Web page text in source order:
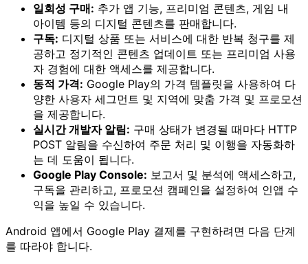
일회성 구매: 추가 앱 기능, 프리미엄 콘텐츠, 게임 내
아이템 등의 디지털 콘텐츠를 판매합니다.
구독: 디지털 상품 또는 서비스에 대한 반복 청구를 제
공하고 정기적인 콘텐츠 업데이트 또는 프리미엄 사용
자 경험에 대한 액세스를 제공합니다.
동적 가격: Google Play의 가격 템플릿을 사용하여 다
양한 사용자 세그먼트 및 지역에 맞춤 가격 및 프로모션
을 제공합니다.
실시간 개발자 알림: 구매 상태가 변경될 때마다 HTTP
POST 알림을 수신하여 주문 처리 및 이행을 자동화하
는 데 도움이 됩니다.
Google Play Console: 보고서 및 분석에 액세스하고,
구독을 관리하고, 프로모션 캠페인을 설정하여 인앱 수
익을 높일 수 있습니다.
Android 앱에서 Google Play 결제를 구현하려면 다음 단계
를 따라야 합니다.